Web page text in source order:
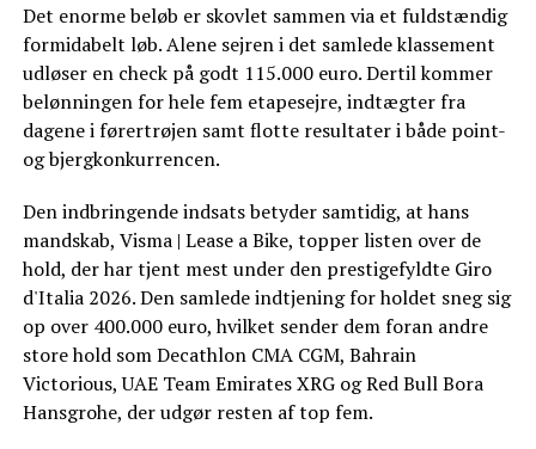
Det enorme beløb er skovlet sammen via et fuldstændig
formidabelt løb. Alene sejren i det samlede klassement
udløser en check på godt 115.000 euro. Dertil kommer
belønningen for hele fem etapesejre, indtægter fra
dagene i førertrøjen samt flotte resultater i både point-
og bjergkonkurrencen.
Den indbringende indsats betyder samtidig, at hans
mandskab, Visma | Lease a Bike, topper listen over de
hold, der har tjent mest under den prestigefyldte Giro
d'Italia 2026. Den samlede indtjening for holdet sneg sig
op over 400.000 euro, hvilket sender dem foran andre
store hold som Decathlon CMA CGM, Bahrain
Victorious, UAE Team Emirates XRG og Red Bull Bora
Hansgrohe, der udgør resten af top fem.